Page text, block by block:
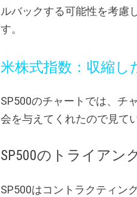
ルバックする可能性を考慮
す。
米株式指数：収縮し
SP500のチャートでは、チ
会を与えてくれたので見て
SP500のトライアン
SP500はコントラクティン